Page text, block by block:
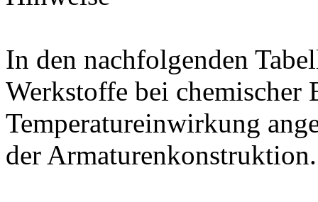
In den nachfolgenden
Werkstoffe bei chemischer
Temperatureinwirkung
der Armaturenkonstruktion.